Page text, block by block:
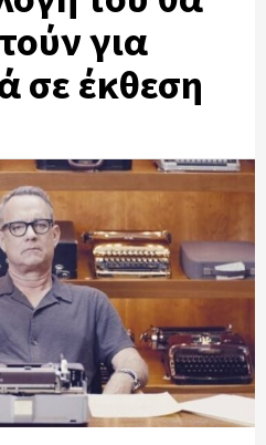
για
σε έκθεση